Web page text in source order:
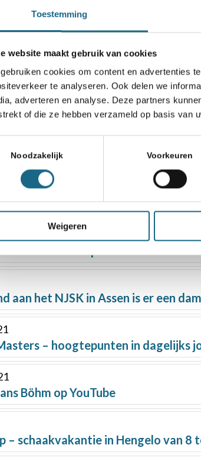
Toestemming
website maakt gebruik van cookies
cookies om content en advertenties
te analyseren. Ook delen we
adverteren en analyse. Deze partners
of die ze hebben verzameld op basis van
Noodzakelijk Voorkeuren
Weigeren
Schaaknieuws
Deel dit stuk
Nationale Sportweek al meer
aan het NJSK in Assen is er een
– hoogtepunten in dagelijks
Böhm op YouTube
– schaakvakantie in Hengelo van 8